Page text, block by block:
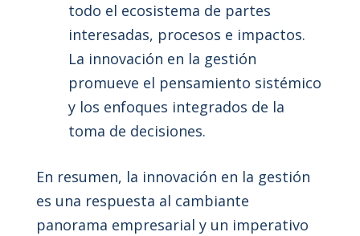
todo el ecosistema de partes
interesadas, procesos e impactos.
La innovación en la gestión
promueve el pensamiento sistémico
y los enfoques integrados de la
toma de decisiones.
En resumen, la innovación en la gestión
es una respuesta al cambiante
panorama empresarial y un imperativo